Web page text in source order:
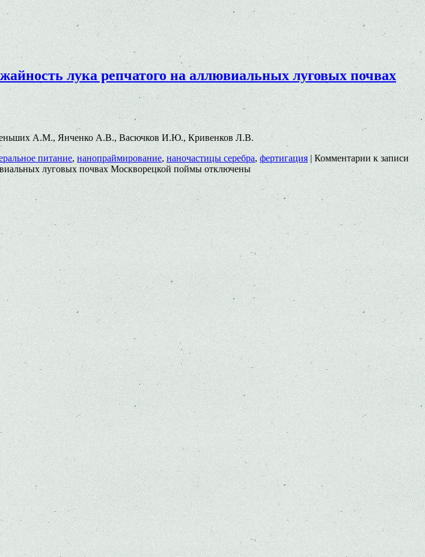
лука репчатого на аллювиальных луговых почвах
А.М., Янченко А.В., Васючков И.Ю., Кривенков Л.В.
питание,нанопраймирование,наночастицы серебра,фертигация | Комментарии к записи
луговых почвах Москворецкой поймыотключены